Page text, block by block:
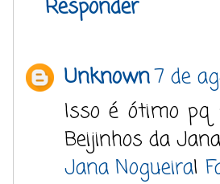
Responder
Unknown7 de
Isso é ótimo pq
Beijinhos da Jana
Jana Nogueira|